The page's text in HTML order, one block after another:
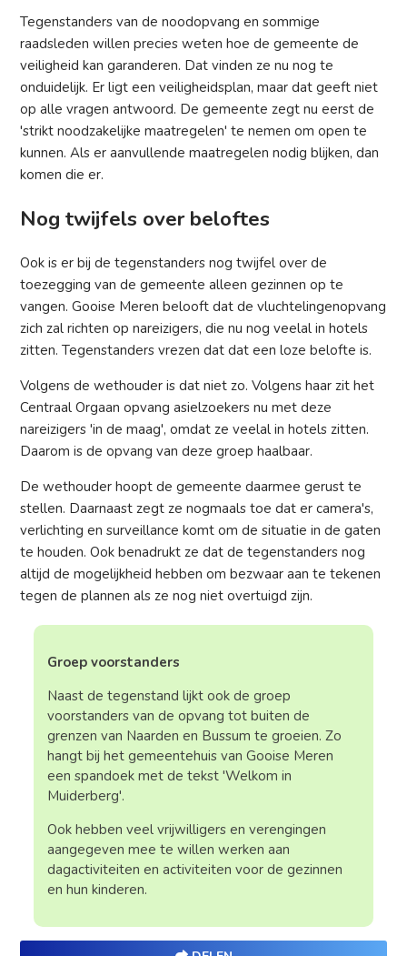
Tegenstanders van de noodopvang en sommige
raadsleden willen precies weten hoe de gemeente de
veiligheid kan garanderen. Dat vinden ze nu nog te
onduidelijk. Er ligt een veiligheidsplan, maar dat geeft niet
op alle vragen antwoord. De gemeente zegt nu eerst de
'strikt noodzakelijke maatregelen' te nemen om open te
kunnen. Als er aanvullende maatregelen nodig blijken, dan
komen die er.
Nog twijfels over beloftes
Ook is er bij de tegenstanders nog twijfel over de
toezegging van de gemeente alleen gezinnen op te
vangen. Gooise Meren belooft dat de vluchtelingenopvang
zich zal richten op nareizigers, die nu nog veelal in hotels
zitten. Tegenstanders vrezen dat dat een loze belofte is.
Volgens de wethouder is dat niet zo. Volgens haar zit het
Centraal Orgaan opvang asielzoekers nu met deze
nareizigers 'in de maag', omdat ze veelal in hotels zitten.
Daarom is de opvang van deze groep haalbaar.
De wethouder hoopt de gemeente daarmee gerust te
stellen. Daarnaast zegt ze nogmaals toe dat er camera's,
verlichting en surveillance komt om de situatie in de gaten
te houden. Ook benadrukt ze dat de tegenstanders nog
altijd de mogelijkheid hebben om bezwaar aan te tekenen
tegen de plannen als ze nog niet overtuigd zijn.
Groep voorstanders
Naast de tegenstand lijkt ook de groep
voorstanders van de opvang tot buiten de
grenzen van Naarden en Bussum te groeien. Zo
hangt bij het gemeentehuis van Gooise Meren
een spandoek met de tekst 'Welkom in
Muiderberg'.
Ook hebben veel vrijwilligers en verengingen
aangegeven mee te willen werken aan
dagactiviteiten en activiteiten voor de gezinnen
en hun kinderen.